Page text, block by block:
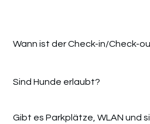
Wann ist der Check-in/Check-
Sind Hunde erlaubt?
Gibt es Parkplätze, WLAN und